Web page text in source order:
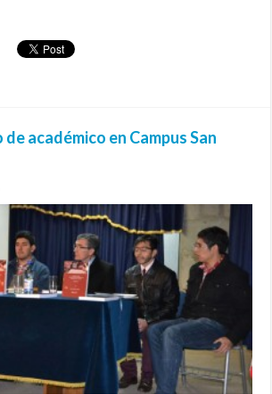
académico en Campus San